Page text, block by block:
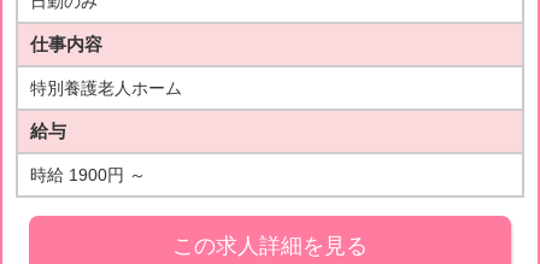
仕事内容
特別養護老人ホーム
給与
時給 1900円 ～
この求人詳細を見る